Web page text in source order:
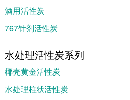
酒用活性炭
767针剂活性炭
水处理活性炭系列
椰壳黄金活性炭
水处理柱状活性炭